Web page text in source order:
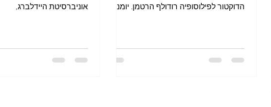
הדוקטור לפילוסופיה רודולף הרטמן. יומנה
אוניברסיטת היידלברג,